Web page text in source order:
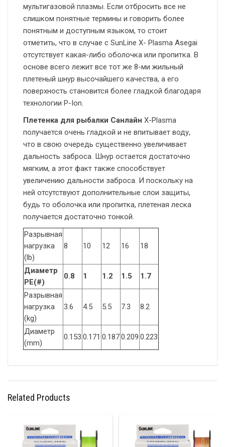
мультигазовой плазмы. Если отбросить все не
слишком понятные термины и говорить более
понятным и доступным языком, то стоит
отметить, что в случае с SunLine X- Plasma Asegai
отсутствует какая-либо оболочка или пропитка. В
основе всего лежит все тот же 8-ми жильный
плетеный шнур высочайшего качества, а его
поверхность становится более гладкой благодаря
технологии P-Ion.
Плетенка для рыбалки Санлайн X-Plasma
получается очень гладкой и не впитывает воду,
что в свою очередь существенно увеличивает
дальность заброса. Шнур остается достаточно
мягким, а этот факт также способствует
увеличению дальности заброса. И поскольку на
ней отсутствуют дополнительные слои защиты,
будь то оболочка или пропитка, плетеная леска
получается достаточно тонкой.
Разрывная
нагрузка
(lb)
8 10 12 16 18
Диаметр
PE(#)
0.8 1 1.2 1.5 1.7
Разрывная
нагрузка
(kg)
3.6 4.5 5.5 7.3 8.2
Диаметр
(mm)
0.153 0.171 0.1870.209 0.223
Related Products